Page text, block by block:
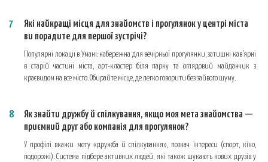
Які найкращі місця для знайомств і прогулянок у центрі міста
ви порадите для першої зустрічі?
Популярні локації в Умані: набережна для вечірньої прогулянки, затишні кав’ярні
в старій частині міста, арт-кластер біля парку та оглядовий майданчик з
краєвидом на все місто. Обирайте місце, де легко говорити без зайвого шуму.
Як знайти дружбу й спілкування, якщо моя мета знайомства —
приємний друг або компанія для прогулянок?
У профілі вкажи мету «дружба й спілкування», познач інтереси (спорт, кіно,
подорожі). Система підбере активних людей, які також шукають нових друзів у